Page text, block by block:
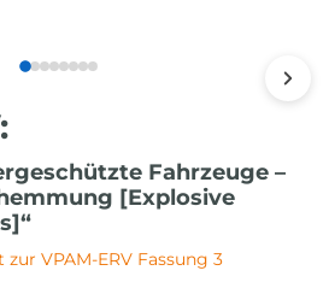
Fahrzeuge –
[Explosive
VPAM-ERV Fassung 3